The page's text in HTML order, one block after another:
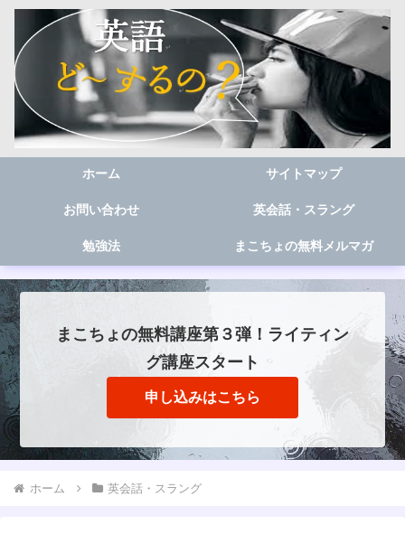
ホーム サイトマップ
お問い合わせ 英会話・スラング
勉強法 まこちょの無料メルマガ
まこちょの無料講座第３弾！ライティン
グ講座スタート
申し込みはこちら
ホーム 英会話・スラング